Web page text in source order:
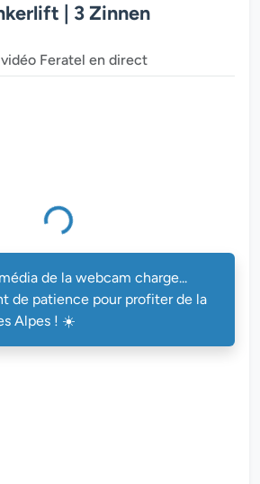
| 3 Zinnen
Feratel en direct
de la webcam charge...
de patience pour profiter de la
Alpes ! ☀️